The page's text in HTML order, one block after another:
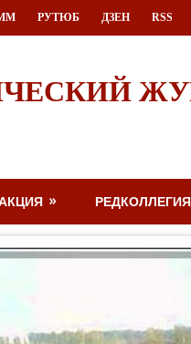
РУТЮБ ДЗЕН RSS
РЕДКОЛЛЕГИЯ